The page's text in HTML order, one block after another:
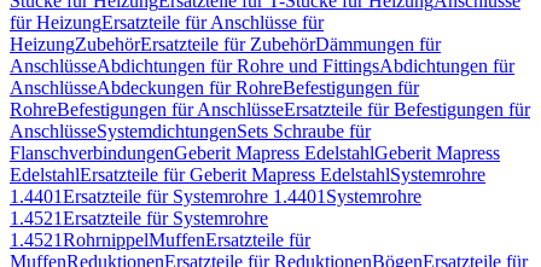
für HeizungErsatzteile für Anschlüsse für
HeizungZubehörErsatzteile für ZubehörDämmungen für
AnschlüsseAbdichtungen für Rohre und FittingsAbdichtungen für
AnschlüsseAbdeckungen für RohreBefestigungen für
RohreBefestigungen für AnschlüsseErsatzteile für Befestigungen für
AnschlüsseSystemdichtungenSets Schraube für
FlanschverbindungenGeberit Mapress EdelstahlGeberit Mapress
EdelstahlErsatzteile für Geberit Mapress EdelstahlSystemrohre
1.4401Ersatzteile für Systemrohre 1.4401 Systemrohre
1.4521Ersatzteile für Systemrohre
1.4521RohrnippelMuffenErsatzteile für
MuffenReduktionenErsatzteile für ReduktionenBögenErsatzteile für